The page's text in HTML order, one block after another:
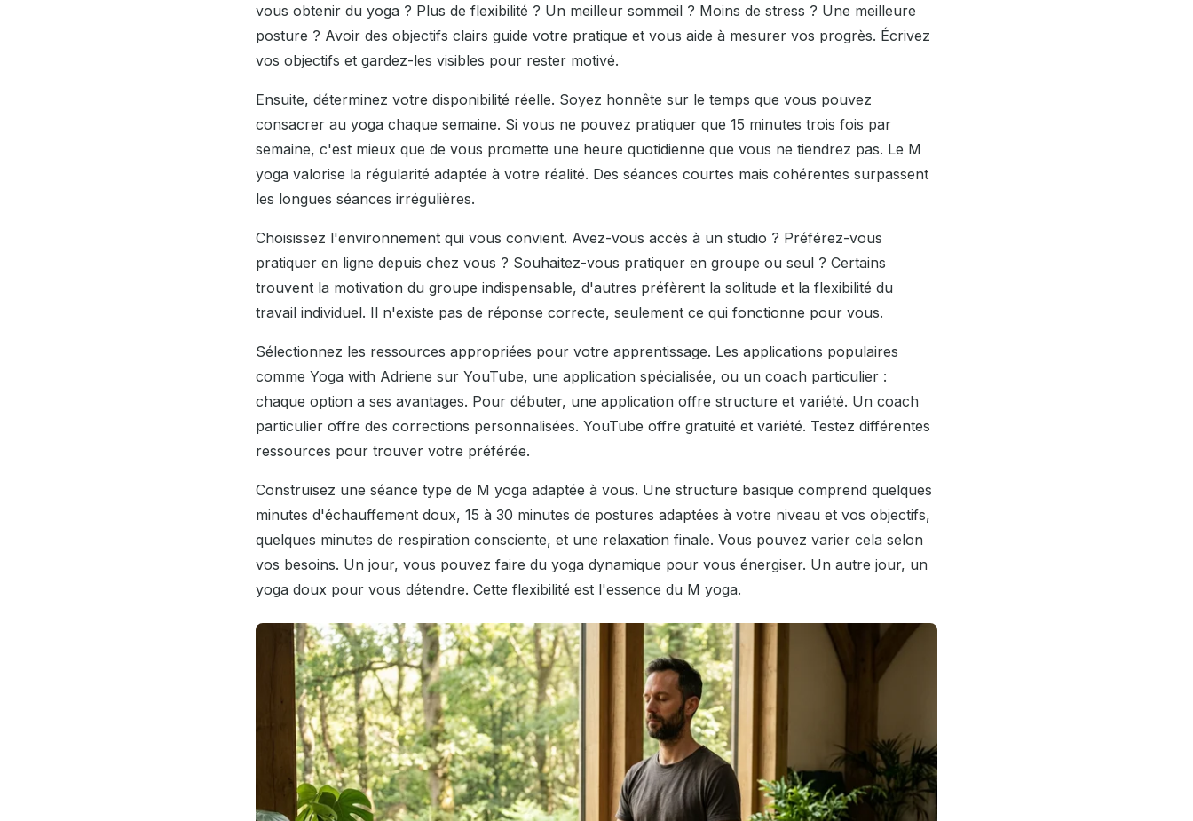
vous obtenir du yoga ? Plus de flexibilité ? Un meilleur sommeil ? Moins de stress ? Une meilleure
posture ? Avoir des objectifs clairs guide votre pratique et vous aide à mesurer vos progrès. Écrivez
vos objectifs et gardez-les visibles pour rester motivé.
Ensuite, déterminez votre disponibilité réelle. Soyez honnête sur le temps que vous pouvez
consacrer au yoga chaque semaine. Si vous ne pouvez pratiquer que 15 minutes trois fois par
semaine, c'est mieux que de vous promette une heure quotidienne que vous ne tiendrez pas. Le M
yoga valorise la régularité adaptée à votre réalité. Des séances courtes mais cohérentes surpassent
les longues séances irrégulières.
Choisissez l'environnement qui vous convient. Avez-vous accès à un studio ? Préférez-vous
pratiquer en ligne depuis chez vous ? Souhaitez-vous pratiquer en groupe ou seul ? Certains
trouvent la motivation du groupe indispensable, d'autres préfèrent la solitude et la flexibilité du
travail individuel. Il n'existe pas de réponse correcte, seulement ce qui fonctionne pour vous.
Sélectionnez les ressources appropriées pour votre apprentissage. Les applications populaires
comme Yoga with Adriene sur YouTube, une application spécialisée, ou un coach particulier :
chaque option a ses avantages. Pour débuter, une application offre structure et variété. Un coach
particulier offre des corrections personnalisées. YouTube offre gratuité et variété. Testez différentes
ressources pour trouver votre préférée.
Construisez une séance type de M yoga adaptée à vous. Une structure basique comprend quelques
minutes d'échauffement doux, 15 à 30 minutes de postures adaptées à votre niveau et vos objectifs,
quelques minutes de respiration consciente, et une relaxation finale. Vous pouvez varier cela selon
vos besoins. Un jour, vous pouvez faire du yoga dynamique pour vous énergiser. Un autre jour, un
yoga doux pour vous détendre. Cette flexibilité est l'essence du M yoga.